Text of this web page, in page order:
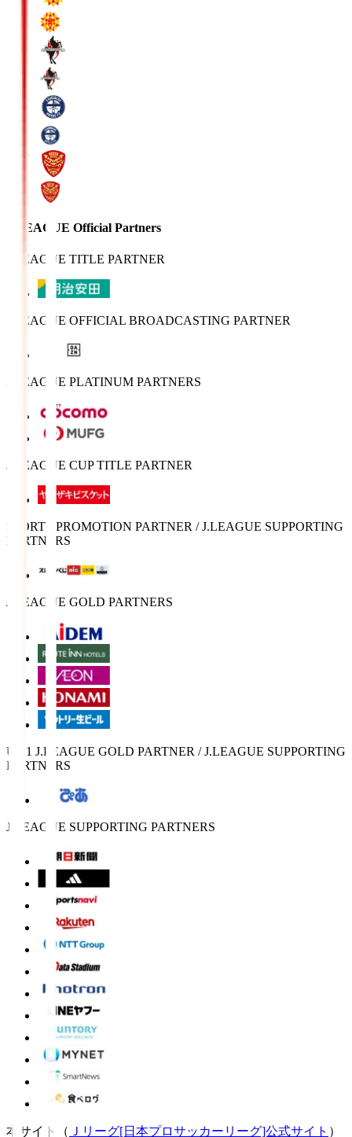
J.LEAGUE Official Partners
J.LEAGUE TITLE PARTNER
J.LEAGUE OFFICIAL BROADCASTING PARTNER
J.LEAGUE PLATINUM PARTNERS
J.LEAGUE CUP TITLE PARTNER
SPORTS PROMOTION PARTNER / J.LEAGUE SUPPORTING
PARTNERS
J.LEAGUE GOLD PARTNERS
U-21 J.LEAGUE GOLD PARTNER / J.LEAGUE SUPPORTING
PARTNERS
J.LEAGUE SUPPORTING PARTNERS
本サイト（ Ｊリーグ[日本プロサッカーリーグ]公式サイト ）